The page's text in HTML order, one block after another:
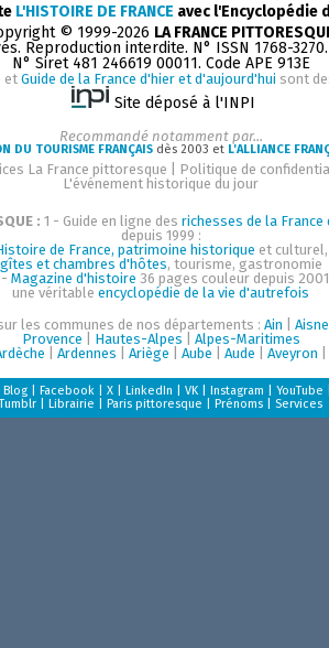
L'HISTOIRE DE FRANCE avec l'Encyclopédie
© 1999-2026 LA FRANCE
Reproduction interdite. N° ISSN 1768-
N° Siret 481 246619 00011. Code APE 913E
et Guide de la France d'hier et d'aujourd'hui sont
Site déposé à l'INPI
Recommandé notamment par...
DU TOURISME FRANÇAISdès 2003 et L'ALLIANCE
La France pittoresque
Politique de
L'événement historique du jour
: 1 - Guide en ligne des richesses de la
depuis 1999 :
de France, patrimoine historique et culturel,
gîtes et chambres d'hôtes, tourisme, gastronomie
- Magazine d'histoire 36 pages couleur depuis
une véritable encyclopédie de la vie d'autrefois
les communes de nos départements : Ain
Aisne
Provence
Hautes-Alpes
Alpes-Maritimes
Ardennes Ariège Aube Aude Aveyron
Blog Facebook X LinkedIn VK Instagram YouTube
Tumblr
Librairie Paris pittoresque Prénoms Services